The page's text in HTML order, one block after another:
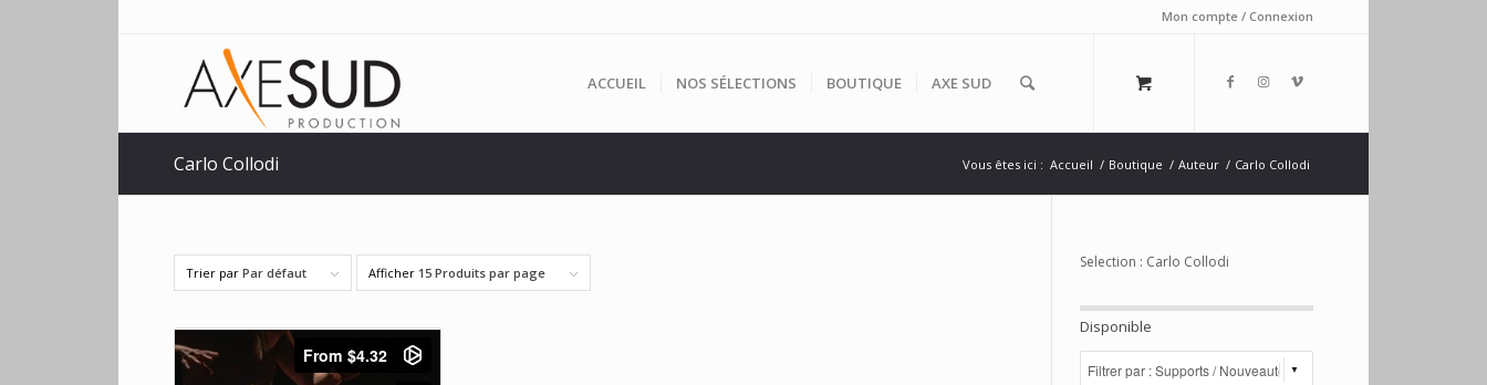
Mon compte / Connexion
ACCUEIL NOS SÉLECTIONS BOUTIQUE AXE SUD
Carlo Collodi Vous êtes ici : Accueil / Boutique / Auteur / Carlo Collodi
Trier par Par défaut Afficher 15 Produits par page
Selection : Carlo Collodi
Disponible